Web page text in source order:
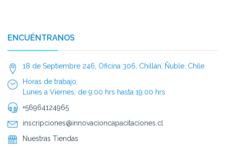
ENCUÉNTRANOS
18 de Septiembre 246, Oficina 306, Chillán, Ñuble, Chile
Horas de trabajo:
Lunes a Viernes, de 9:00 hrs hasta 19:00 hrs
+56964124965
inscripciones@innovacioncapacitaciones.cl
Nuestras Tiendas